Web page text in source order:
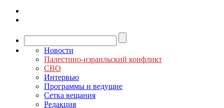
Новости
Палестино-израильский конфликт
СВО
Интервью
Программы и ведущие
Сетка вещания
Редакция